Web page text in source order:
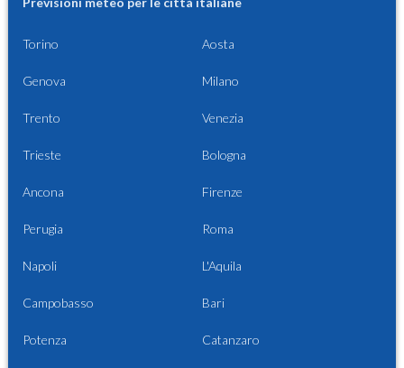
Torino Aosta
Genova Milano
Trento Venezia
Trieste Bologna
Ancona Firenze
Perugia Roma
Napoli L'Aquila
Campobasso Bari
Potenza Catanzaro